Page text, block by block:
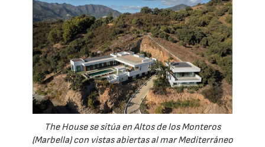
The House se sitúa en Altos de los Monteros
(Marbella) con vistas abiertas al mar Mediterráneo